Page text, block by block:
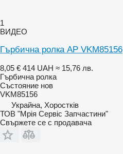
1
ВИДЕО
Гърбична ролка AP VKM85156
8,05 € 414 UAH ≈ 15,76 лв.
Гърбична ролка
Състояние нов
VKM85156
Украйна, Хоростків
ТОВ "Мрія Сервіс Запчастини"
Свържете се с продавача